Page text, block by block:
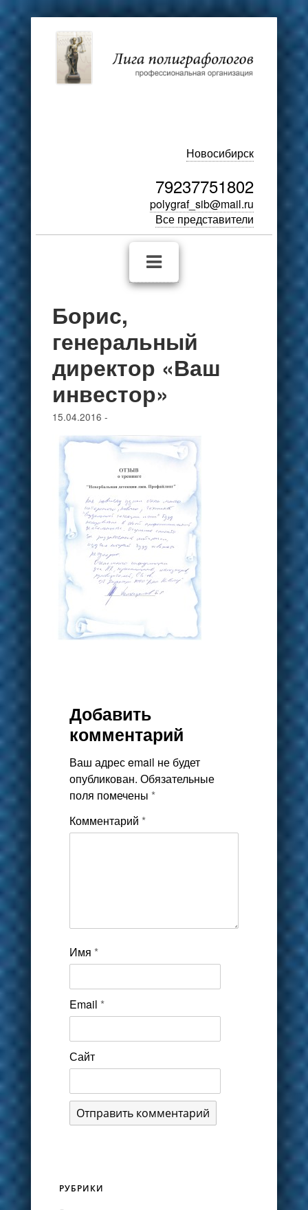
Новосибирск
79237751802
polygraf_sib@mail.ru
Все представители
Борис,
генеральный
директор «Ваш
инвестор»
15.04.2016 -
Добавить
комментарий
Ваш адрес email не будет
опубликован. Обязательные
поля помечены *
Комментарий *
Имя *
Email *
Сайт
РУБРИКИ